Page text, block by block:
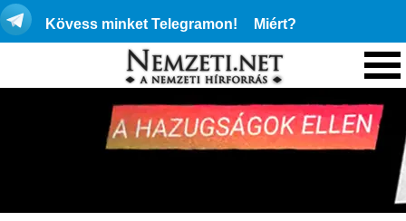
Kövess minket Telegramon! Miért?